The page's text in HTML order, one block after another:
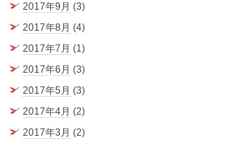
2017年9月 (3)
2017年8月 (4)
2017年7月 (1)
2017年6月 (3)
2017年5月 (3)
2017年4月 (2)
2017年3月 (2)